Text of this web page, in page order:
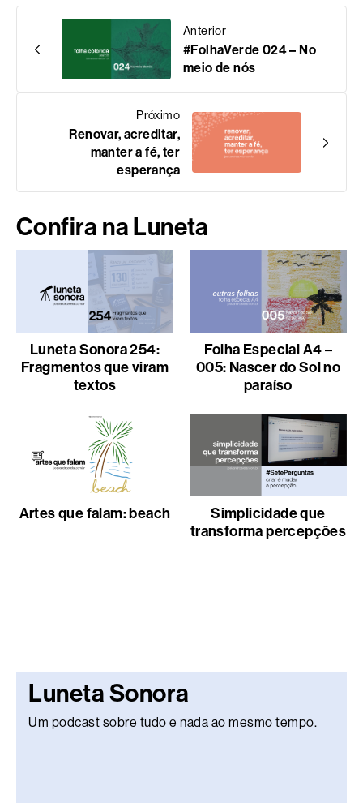
Anterior
#FolhaVerde 024 – No
meio de nós
Próximo
Renovar, acreditar,
manter a fé, ter
esperança
Confira na Luneta
Luneta Sonora 254:
Fragmentos que viram
textos
Folha Especial A4 –
005: Nascer do Sol no
paraíso
Artes que falam: beach
Simplicidade que
transforma percepções
Luneta Sonora
Um podcast sobre tudo e nada ao mesmo tempo.